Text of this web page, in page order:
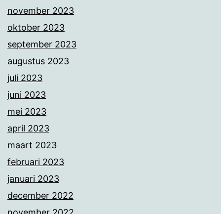
november 2023
oktober 2023
september 2023
augustus 2023
juli 2023
juni 2023
mei 2023
april 2023
maart 2023
februari 2023
januari 2023
december 2022